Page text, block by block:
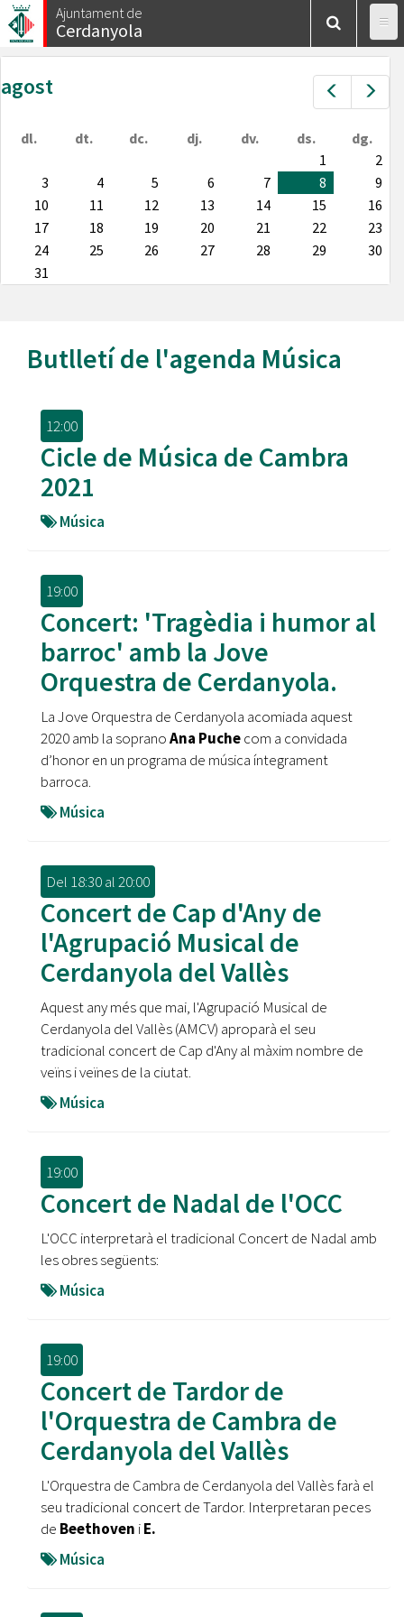
Vés
al
contingut
Ajuntament de
Cerdanyola
Prev
agost
dl. dt. dc. dj. dv. ds.
dg.
1
2
3
4 5 6 7 8
9
10
11 12 13 14 15
16
17
18 19 20 21 22
23
24
25 26 27 28 29
30
31
Butlletí de l'agenda Música
12:00
Cicle de Música de Cambra
2021
Música
19:00
Concert: 'Tragèdia i humor al
barroc' amb la Jove
Orquestra de Cerdanyola.
La Jove Orquestra de Cerdanyola acomiada aquest
2020 amb la sopranoAna Puchecom a convidada
d’honor en un programa de música íntegrament
barroca.
Música
Del 18:30al20:00
Concert de Cap d'Any de
l'Agrupació Musical de
Cerdanyola del Vallès
Aquest any més que mai, l'Agrupació Musical de
Cerdanyola del Vallès (AMCV) aproparà el seu
tradicional concert de Cap d'Any al màxim nombre de
veïns i veïnes de la ciutat.
Música
19:00
Concert de Nadal de l'OCC
L'OCC interpretarà el tradicional Concert de Nadal amb
les obres següents:
Música
19:00
Concert de Tardor de
l'Orquestra de Cambra de
Cerdanyola del Vallès
L'Orquestra de Cambra de Cerdanyola del Vallès farà el
seu tradicional concert de Tardor. Interpretaran peces
de Beethoven iE.
Música